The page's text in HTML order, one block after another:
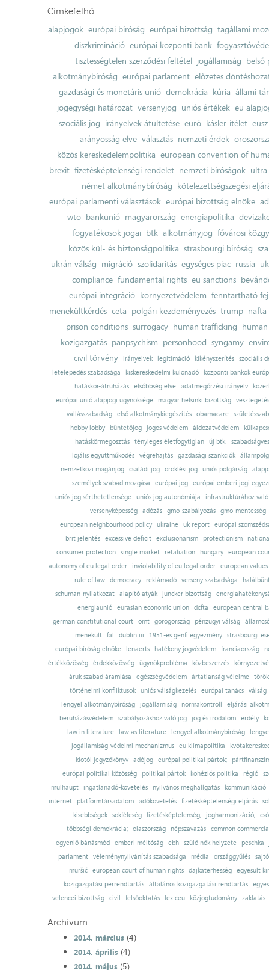
Címkefelhő
alapjogok európai bíróság európai bizottság tagállami
diszkrimináció európai központi bank
tisztességtelen szerződési feltétel jogállamiság belső
alkotmánybíróság európai parlament előzetes
gazdasági és monetáris unió demokrácia kúria állami
jogegységi határozat versenyjog uniós értékek eu
szociális jog irányelvek átültetése euró kásler-ítélet
arányosság elve választás nemzeti érdek
közös kereskedelempolitika european convention of
brexit fizetésképtelenségi rendelet nemzeti bíróságok ultra
német alkotmánybíróság kötelezettségszegési
európai parlamenti választások európai bizottság elnöke
wto bankunió magyarország energiapolitika
fogyatékosok jogai btk alkotmányjog fővárosi
közös kül- és biztonságpolitika strasbourgi bíróság
ukrán válság migráció szolidaritás egységes piac russia
compliance fundamental rights eu sanctions
európai integráció környezetvédelem fenntartható
menekültkérdés ceta polgári kezdeményezés trump nafta
prison conditions surrogacy human trafficking
közigazgatás panpsychism personhood syngamy
civil törvény
irányelvek legitimáció kikényszerítés szociális
letelepedés szabadsága
kiskereskedelmi különadó
központi bankok
hatáskör-átruházás
elsőbbség elve adatmegőrzési irányelv
európai unió alapjogi ügynoksége
magyar helsinki bizottság
vesztegetés
vallásszabadság
első alkotmánykiegészítés obamacare
hobby lobby
büntetőjog jogos védelem áldozatvédelem
hatáskörmegosztás tényleges életfogytiglan új btk.
lojális együttműködés
végrehajtás gazdasági szankciók
nemzetközi magánjog
családi jog öröklési jog uniós polgárság
személyek szabad mozgása
európai jog európai emberi jogi
uniós jog sérthetetlensége uniós jog autonómiája
infrastruktúrához
versenyképesség adózás gmo-szabályozás gmo-mentesség
european neighbourhood policy
ukraine uk report
európai
brit jelentés excessive deficit exclusionarism protectionism
consumer protection
single market retaliation hungary
european
autonomy of eu legal order
inviolability of eu legal order
european values
rule of law
democracy reklámadó verseny szabadsága
schuman-nyilatkozat alapító atyák juncker bizottság
energiaunió eurasian economic union dcfta
european central
german constitutional court
omt görögország pénzügyi válság
menekült
fal dublin iii 1951-es genfi egyezmény
strasbourgi
európai bíróság elnöke
lenaerts hatékony jogvédelem franciaország
értékközösség
érdekközösség ügynökprobléma közbeszerzés
áruk szabad áramlása
egészségvédelem ártatlanság vélelme
történelmi konfliktusok uniós válságkezelés európai tanács válság
lengyel alkotmánybíróság
jogállamiság normakontroll
eljárási
beruházásvédelem
szabályozáshoz való jog jog és irodalom erdély
law in literature
law as literature lengyel alkotmánybíróság
jogállamiság-védelmi mechanizmus
eu klímapolitika
kiotói jegyzőkönyv adójog európai politikai pártok;
európai politikai közösség
politikai pártok kohéziós politika régió
mulhaupt
ingatlanadó-követelés nyilvános meghallgatás
kommunikáció
internet
platformtársadalom adókövetelés fizetésképtelenségi eljárás
kisebbségek sokféleség fizetésképtelenség; jogharmonizáció;
többségi demokrácia; olaszország népszavazás common
egyenlő bánásmód emberi méltóság ebh szülő nők helyzete
peschka
parlament
véleménynyilvánítás szabadsága média országgyűlés
muršić
european court of human rights dajkaterhesség
egyesült
közigazgatási perrendtartás
általános közigazgatási rendtartás
velencei bizottság
civil felsőoktatás lex ceu közjogtudomány zaklatás
Archívum
2014. március(4)
2014. április(4)
2014. május(5)